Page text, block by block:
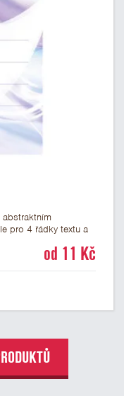
pro 4 řádky textu a
od 11 Kč